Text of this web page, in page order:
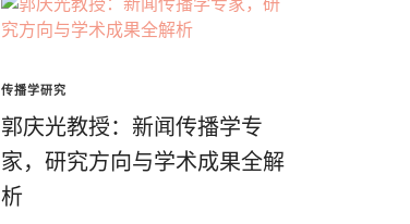
传播学研究
郭庆光教授：新闻传播学专
家，研究方向与学术成果全解
析